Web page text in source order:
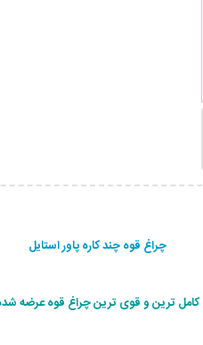
چراغ قوه چند کاره پاور استایل
کامل ترین و قوی ترین چراغ قوه عرضه